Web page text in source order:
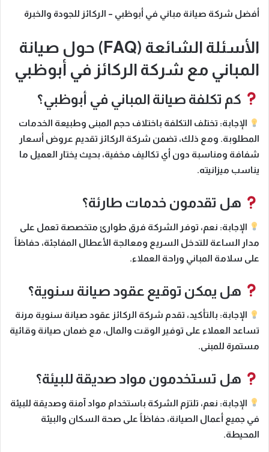
أفضل شركة صيانة مباني في أبوظبي – الركائز للجودة والخبرة
الأسئلة الشائعة (FAQ) حول صيانة
المباني مع شركة الركائز في أبوظبي
كم تكلفة صيانة المباني في أبوظبي؟
الإجابة: تختلف التكلفة باختلاف حجم المبنى وطبيعة الخدمات
المطلوبة. ومع ذلك، تضمن شركة الركائز تقديم عروض أسعار
شفافة ومناسبة دون أي تكاليف مخفية، بحيث يختار العميل ما
يناسب ميزانيته.
هل تقدمون خدمات طارئة؟
الإجابة: نعم، توفر الشركة فرق طوارئ متخصصة تعمل على
مدار الساعة للتدخل السريع ومعالجة الأعطال المفاجئة، حفاظاً
على سلامة المباني وراحة العملاء.
هل يمكن توقيع عقود صيانة سنوية؟
الإجابة: بالتأكيد، تقدم شركة الركائز عقود صيانة سنوية مرنة
تساعد العملاء على توفير الوقت والمال، مع ضمان صيانة وقائية
مستمرة للمبنى.
هل تستخدمون مواد صديقة للبيئة؟
الإجابة: نعم، تلتزم الشركة باستخدام مواد آمنة وصديقة للبيئة
في جميع أعمال الصيانة، حفاظاً على صحة السكان والبيئة
المحيطة.